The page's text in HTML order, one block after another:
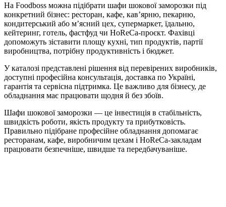
На Foodboss можна підібрати шафи шокової заморозки під
конкретний бізнес: ресторан, кафе, кав’ярню, пекарню,
кондитерський або м’ясний цех, супермаркет, їдальню,
кейтеринг, готель, фастфуд чи HoReCa-проєкт. Фахівці
допоможуть зіставити площу кухні, тип продуктів, партії
виробництва, потрібну продуктивність і бюджет.
У каталозі представлені рішення від перевірених виробників,
доступні професійна консультація, доставка по Україні,
гарантія та сервісна підтримка. Це важливо для бізнесу, де
обладнання має працювати щодня й без збоїв.
Шафи шокової заморозки — це інвестиція в стабільність,
швидкість роботи, якість продукту та прибутковість.
Правильно підібране професійне обладнання допомагає
ресторанам, кафе, виробничим цехам і HoReCa-закладам
працювати безпечніше, швидше та передбачуваніше.